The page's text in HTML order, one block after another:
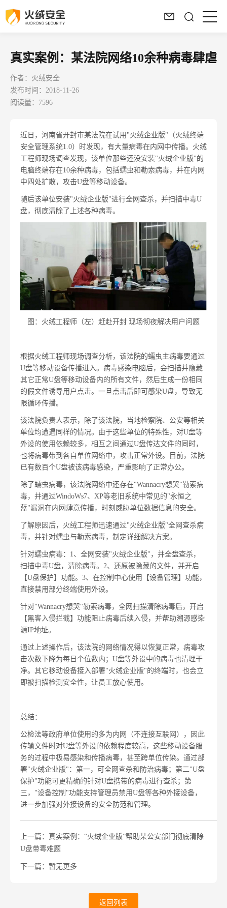
真实案例：某法院网络10余种病毒肆虐
作者：火绒安全
发布时间：2018-11-26
阅读量：7596
近日，河南省开封市某法院在试用"火绒企业版"（火绒终端
安全管理系统1.0）时发现，有大量病毒在内网中传播。火绒
工程师现场调查发现，该单位那些还没安装"火绒企业版"的
电脑终端存在10余种病毒，包括蠕虫和勒索病毒，并在内网
中四处扩散，攻击U盘等移动设备。
随后该单位安装"火绒企业版"进行全网查杀，并扫描中毒U
盘，彻底清除了上述各种病毒。
图：火绒工程师（左）赶赴开封 现场彻夜解决用户问题
根据火绒工程师现场调查分析，该法院的蠕虫主病毒要通过
U盘等移动设备传播进入。病毒感染电脑后，会扫描并隐藏
其它正常U盘等移动设备内的所有文件，然后生成一份相同
的假文件诱导用户点击。一旦点击后即可感染U盘，导致无
限循环传播。
该法院负责人表示，除了该法院，当地检察院、公安等相关
单位均遭遇同样的情况。由于这些单位的特殊性，对U盘等
外设的使用依赖较多，相互之间通过U盘传达文件的同时，
也将病毒带到各自单位网络中，攻击正常外设。目前，法院
已有数百个U盘被该病毒感染，严重影响了正常办公。
除了蠕虫病毒，该法院网络中还存在"Wannacry想哭"勒索病
毒，并通过WindoWs7、XP等老旧系统中常见的"永恒之
蓝"漏洞在内网肆意传播，时刻威胁单位数据信息的安全。
了解原因后，火绒工程师迅速通过"火绒企业版"全网查杀病
毒，并针对蠕虫与勒索病毒，制定详细解决方案。
针对蠕虫病毒：1、全网安装"火绒企业版"，并全盘查杀，
扫描中毒U盘，清除病毒。2、还原被隐藏的文件，并开启
【U盘保护】功能。3、在控制中心使用【设备管理】功能，
直接禁用部分终端使用外设。
针对"Wannacry想哭"勒索病毒，全网扫描清除病毒后，开启
【黑客入侵拦截】功能阻止病毒后续入侵，并帮助溯源感染
源IP地址。
通过上述操作后，该法院的网络情况得以恢复正常，病毒攻
击次数下降为每日个位数内；U盘等外设中的病毒也清理干
净。其它移动设备接入部署"火绒企业版"的终端时，也会立
即被扫描检测安全性，让员工放心使用。
总结：
公检法等政府单位使用的多为内网（不连接互联网），因此
传输文件时对U盘等外设的依赖程度较高，这些移动设备服
务的过程中极易感染和传播病毒，甚至跨单位传染。通过部
署"火绒企业版"： 第一，可全网查杀和防治病毒；第二"U盘
保护"功能可更精确的针对U盘携带的病毒进行查杀；第
三，"设备控制"功能支持管理员禁用U盘等各种外接设备，
进一步加强对外接设备的安全防范和管理。
上一篇：真实案例：“火绒企业版”帮助某公安部门彻底清除
U盘带毒难题
下一篇：暂无更多
返回列表